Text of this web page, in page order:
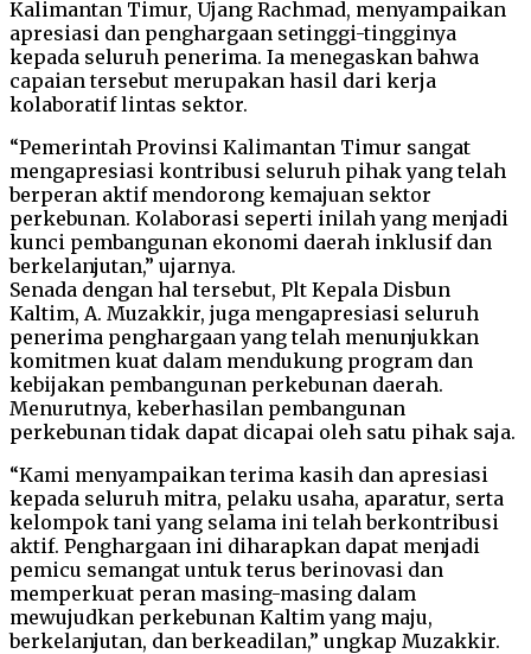
Kalimantan Timur, Ujang Rachmad, menyampaikan
apresiasi dan penghargaan setinggi-tingginya
kepada seluruh penerima. Ia menegaskan bahwa
capaian tersebut merupakan hasil dari kerja
kolaboratif lintas sektor.
“Pemerintah Provinsi Kalimantan Timur sangat
mengapresiasi kontribusi seluruh pihak yang telah
berperan aktif mendorong kemajuan sektor
perkebunan. Kolaborasi seperti inilah yang menjadi
kunci pembangunan ekonomi daerah inklusif dan
berkelanjutan,” ujarnya.
Senada dengan hal tersebut, Plt Kepala Disbun
Kaltim, A. Muzakkir, juga mengapresiasi seluruh
penerima penghargaan yang telah menunjukkan
komitmen kuat dalam mendukung program dan
kebijakan pembangunan perkebunan daerah.
Menurutnya, keberhasilan pembangunan
perkebunan tidak dapat dicapai oleh satu pihak saja.
“Kami menyampaikan terima kasih dan apresiasi
kepada seluruh mitra, pelaku usaha, aparatur, serta
kelompok tani yang selama ini telah berkontribusi
aktif. Penghargaan ini diharapkan dapat menjadi
pemicu semangat untuk terus berinovasi dan
memperkuat peran masing-masing dalam
mewujudkan perkebunan Kaltim yang maju,
berkelanjutan, dan berkeadilan,” ungkap Muzakkir.